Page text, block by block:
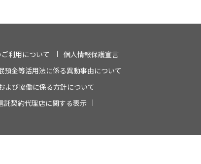
利用について
個人情報保護宣言
預金等活用法に係る異動事由について
よび協働に係る方針について
託契約代理店に関する表示